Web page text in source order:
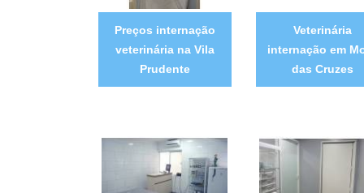
Preços internação
veterinária na Vila
Prudente
Veterinária
internação em
das Cruzes